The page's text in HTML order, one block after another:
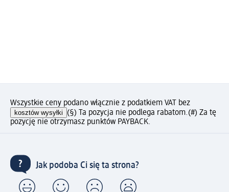
Wszystkie ceny podano włącznie z podatkiem VAT bez
kosztów wysyłki (§) Ta pozycja nie podlega rabatom.(#) Za tę
pozycję nie otrzymasz punktów PAYBACK.
Jak podoba Ci się ta strona?